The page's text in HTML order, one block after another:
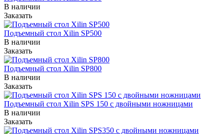
В наличии
Заказать
Подъемный стол Xilin SP500
В наличии
Заказать
Подъемный стол Xilin SP800
В наличии
Заказать
Подъемный стол Xilin SPS 150 с двойными ножницами
В наличии
Заказать